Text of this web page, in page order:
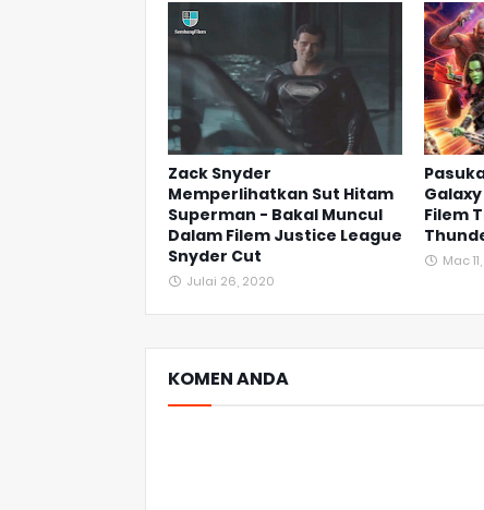
Zack Snyder
Memperlihatkan Sut Hitam
Superman - Bakal Muncul
Dalam Filem Justice League
Snyder Cut
Julai 26, 2020
Filem
Mac
KOMEN ANDA